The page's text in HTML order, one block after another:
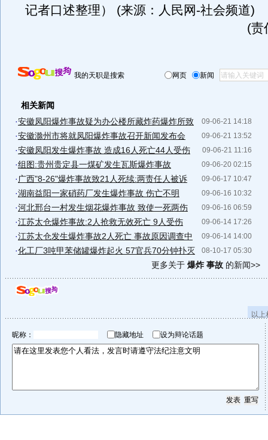
记者口述整理） (来源：人民网-社会频道)
(责
我的天职是搜索 网页 新闻
相关新闻
09-06-21 14:18
·安徽凤阳爆炸事故疑为办公楼所藏炸药爆炸所致
09-06-21 13:52
·安徽滁州市将就凤阳爆炸事故召开新闻发布会
09-06-21 11:16
·安徽凤阳发生爆炸事故 造成16人死亡44人受伤
09-06-20 02:15
·组图:贵州贵定县一煤矿发生瓦斯爆炸事故
09-06-17 10:47
· 广西"8-26"爆炸事故致21人死续:两责任人被诉
09-06-16 10:32
·湖南益阳一家硝药厂发生爆炸事故 伤亡不明
09-06-16 06:59
·河北邢台一村发生烟花爆炸事故 致使一死两伤
09-06-14 17:26
·江苏太仓爆炸事故:2人抢救无效死亡 9人受伤
09-06-14 14:00
·江苏太仓发生爆炸事故2人死亡 事故原因调查中
08-10-17 05:30
·化工厂3吨甲苯储罐爆炸起火 57官兵70分钟扑灭
更多关于 爆炸 事故 的新闻>>
以
昵称： 隐藏地址 设为辩论话题